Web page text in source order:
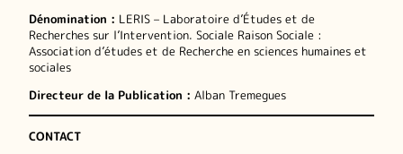
Dénomination : LERIS – Laboratoire d’Études et de
Recherches sur l’Intervention. Sociale Raison Sociale :
Association d’études et de Recherche en sciences humaines et
sociales
Directeur de la Publication : Alban Tremegues
CONTACT